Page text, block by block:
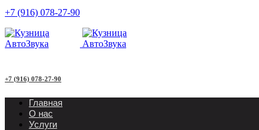
+7 (916) 078-27-90
+7 (916) 078-27-90
Главная
О нас
Услуги